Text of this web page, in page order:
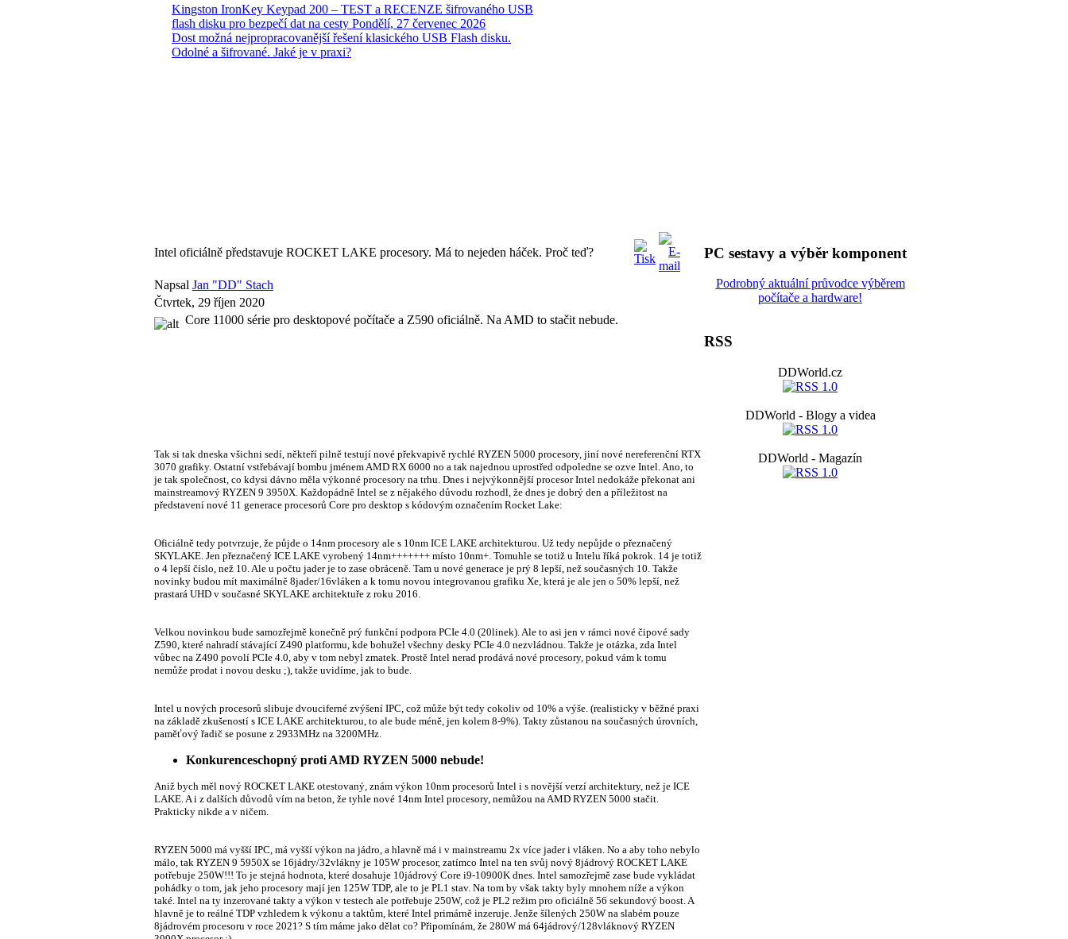
Kingston IronKey Keypad 200 – TEST a RECENZE šifrovaného USB
flash disku pro bezpečí dat na cesty Pondělí, 27 červenec 2026
Dost možná nejpropracovanější řešení klasického USB Flash disku.
Odolné a šifrované. Jaké je v praxi?
Intel oficiálně představuje ROCKET LAKE procesory. Má to nejeden háček. Proč teď?
Napsal Jan "DD" Stach
Čtvrtek, 29 říjen 2020
Core 11000 série pro desktopové počítače a Z590 oficiálně. Na AMD to stačit nebude.
Tak si tak dneska všichni sedí, někteří pilně testují nové překvapivě rychlé RYZEN 5000 procesory, jiní nové nereferenční RTX
3070 grafiky. Ostatní vstřebávají bombu jménem AMD RX 6000 no a tak najednou uprostřed odpoledne se ozve Intel. Ano, to
je tak společnost, co kdysi dávno měla výkonné procesory na trhu. Dnes i nejvýkonnější procesor Intel nedokáže překonat ani
mainstreamový RYZEN 9 3950X. Každopádně Intel se z nějakého důvodu rozhodl, že dnes je dobrý den a příležitost na
představení nové 11 generace procesorů Core pro desktop s kódovým označením Rocket Lake:
Oficiálně tedy potvrzuje, že půjde o 14nm procesory ale s 10nm ICE LAKE architekturou. Už tedy nepůjde o přeznačený
SKYLAKE. Jen přeznačený ICE LAKE vyrobený 14nm+++++++ místo 10nm+. Tomuhle se totiž u Intelu říká pokrok. 14 je totiž
o 4 lepší číslo, než 10. Ale u počtu jader je to zase obráceně. Tam u nové generace je prý 8 lepší, než současných 10. Takže
novinky budou mít maximálně 8jader/16vláken a k tomu novou integrovanou grafiku Xe, která je ale jen o 50% lepší, než
prastará UHD v současné SKYLAKE architektuře z roku 2016.
Velkou novinkou bude samozřejmě konečně prý funkční podpora PCIe 4.0 (20linek). Ale to asi jen v rámci nové čipové sady
Z590, které nahradí stávající Z490 platformu, kde bohužel všechny desky PCIe 4.0 nezvládnou. Takže je otázka, zda Intel
vůbec na Z490 povolí PCIe 4.0, aby v tom nebyl zmatek. Prostě Intel nerad prodává nové procesory, pokud vám k tomu
nemůže prodat i novou desku ;), takže uvidíme, jak to bude.
Intel u nových procesorů slibuje dvouciferné zvýšení IPC, což může být tedy cokoliv od 10% a výše. (realisticky v běžné praxi
na základě zkušeností s ICE LAKE architekturou, to ale bude méně, jen kolem 8-9%). Takty zůstanou na současných úrovních,
paměťový řadič se posune z 2933MHz na 3200MHz.
Konkurenceschopný proti AMD RYZEN 5000 nebude!
Aniž bych měl nový ROCKET LAKE otestovaný, znám výkon 10nm procesorů Intel i s novější verzí architektury, než je ICE
LAKE. A i z dalších důvodů vím na beton, že tyhle nové 14nm Intel procesory, nemůžou na AMD RYZEN 5000 stačit.
Prakticky nikde a v ničem.
RYZEN 5000 má vyšší IPC, má vyšší výkon na jádro, a hlavně má i v mainstreamu 2x více jader i vláken. No a aby toho nebylo
málo, tak RYZEN 9 5950X se 16jádry/32vlákny je 105W procesor, zatímco Intel na ten svůj nový 8jádrový ROCKET LAKE
potřebuje 250W!!! To je stejná hodnota, které dosahuje 10jádrový Core i9-10900K dnes. Intel samozřejmě zase bude vykládat
pohádky o tom, jak jeho procesory mají jen 125W TDP, ale to je PL1 stav. Na tom by však takty byly mnohem níže a výkon
také. Intel na ty inzerované takty a výkon v testech ale potřebuje 250W, což je PL2 režim pro oficiálně 56 sekundový boost. A
hlavně je to reálné TDP vzhledem k výkonu a taktům, které Intel primárně inzeruje. Jenže šílených 250W na slabém pouze
8jádrovém procesoru v roce 2021? S tím máme jako dělat co? Připomínám, že 280W má 64jádrový/128vláknový RYZEN
PC sestavy a výběr komponent
Podrobný aktuální průvodce výběrem
počítače a hardware!
RSS
DDWorld.cz
DDWorld - Blogy a videa
DDWorld - Magazín